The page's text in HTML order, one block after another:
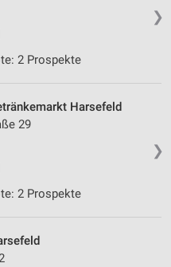
❯
2 Prospekte
❯
Harsefeld
29
2 Prospekte